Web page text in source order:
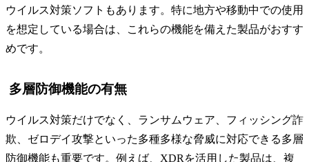
ウイルス対策ソフトもあります。特に地方や移動中での使用
を想定している場合は、これらの機能を備えた製品がおすす
めです。
多層防御機能の有無
ウイルス対策だけでなく、ランサムウェア、フィッシング詐
欺、ゼロデイ攻撃といった多種多様な脅威に対応できる多層
防御機能も重要です。例えば、XDRを活用した製品は、複